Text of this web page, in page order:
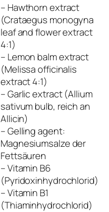
– Hawthorn extract
(Crataegus monogyna
leaf and flower extract
4:1)
– Lemon balm extract
(Melissa officinalis
extract 4:1)
– Garlic extract (Allium
sativum bulb, reich an
Allicin)
– Gelling agent:
Magnesiumsalze der
Fettsäuren
– Vitamin B6
(Pyridoxinhydrochlorid)
– Vitamin B1
(Thiaminhydrochlorid)